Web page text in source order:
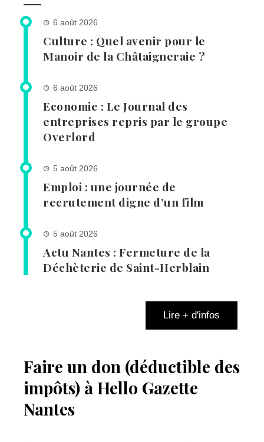
6 août 2026
Culture : Quel avenir pour le
Manoir de la Châtaigneraie ?
6 août 2026
Economie : Le Journal des
entreprises repris par le groupe
Overlord
5 août 2026
Emploi : une journée de
recrutement digne d’un film
5 août 2026
Actu Nantes : Fermeture de la
Déchèterie de Saint-Herblain
Lire + d'infos
Faire un don (déductible des
impôts) à Hello Gazette
Nantes